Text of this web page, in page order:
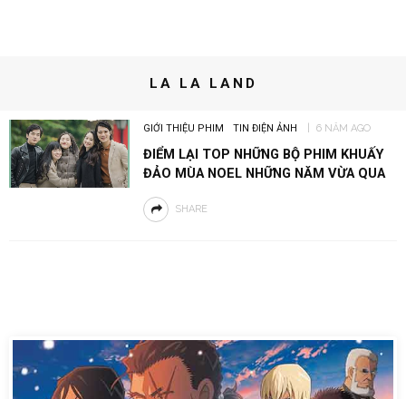
LA LA LAND
GIỚI THIỆU PHIM TIN ĐIỆN ẢNH 6 NĂM AGO
ĐIỂM LẠI TOP NHỮNG BỘ PHIM KHUẤY
ĐẢO MÙA NOEL NHỮNG NĂM VỪA QUA
SHARE